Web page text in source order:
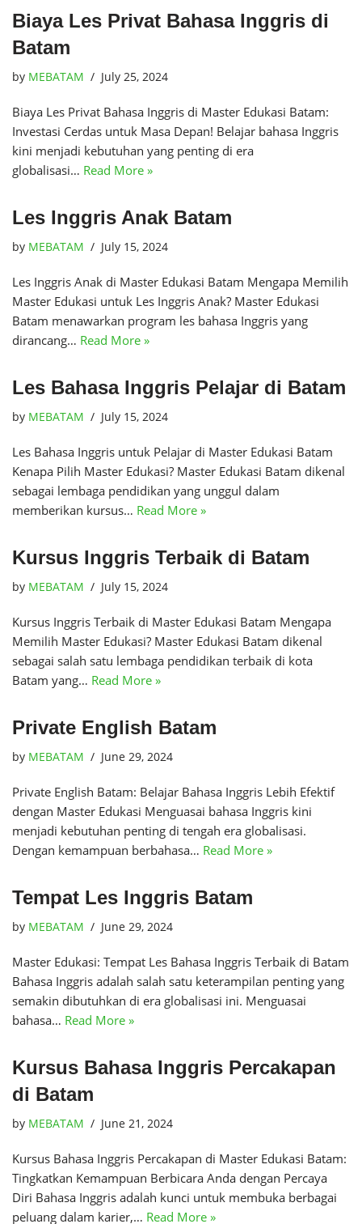
Biaya Les Privat Bahasa Inggris di
Batam
by MEBATAM July 25, 2024
Biaya Les Privat Bahasa Inggris di Master Edukasi Batam:
Investasi Cerdas untuk Masa Depan! Belajar bahasa Inggris
kini menjadi kebutuhan yang penting di era
globalisasi… Read More »
Les Inggris Anak Batam
by MEBATAM July 15, 2024
Les Inggris Anak di Master Edukasi Batam Mengapa Memilih
Master Edukasi untuk Les Inggris Anak? Master Edukasi
Batam menawarkan program les bahasa Inggris yang
dirancang… Read More »
Les Bahasa Inggris Pelajar di Batam
by MEBATAM July 15, 2024
Les Bahasa Inggris untuk Pelajar di Master Edukasi Batam
Kenapa Pilih Master Edukasi? Master Edukasi Batam dikenal
sebagai lembaga pendidikan yang unggul dalam
memberikan kursus… Read More »
Kursus Inggris Terbaik di Batam
by MEBATAM July 15, 2024
Kursus Inggris Terbaik di Master Edukasi Batam Mengapa
Memilih Master Edukasi? Master Edukasi Batam dikenal
sebagai salah satu lembaga pendidikan terbaik di kota
Batam yang… Read More »
Private English Batam
by MEBATAM June 29, 2024
Private English Batam: Belajar Bahasa Inggris Lebih Efektif
dengan Master Edukasi Menguasai bahasa Inggris kini
menjadi kebutuhan penting di tengah era globalisasi.
Dengan kemampuan berbahasa… Read More »
Tempat Les Inggris Batam
by MEBATAM June 29, 2024
Master Edukasi: Tempat Les Bahasa Inggris Terbaik di Batam
Bahasa Inggris adalah salah satu keterampilan penting yang
semakin dibutuhkan di era globalisasi ini. Menguasai
bahasa… Read More »
Kursus Bahasa Inggris Percakapan
di Batam
by MEBATAM June 21, 2024
Kursus Bahasa Inggris Percakapan di Master Edukasi Batam:
Tingkatkan Kemampuan Berbicara Anda dengan Percaya
Diri Bahasa Inggris adalah kunci untuk membuka berbagai
peluang dalam karier,… Read More »